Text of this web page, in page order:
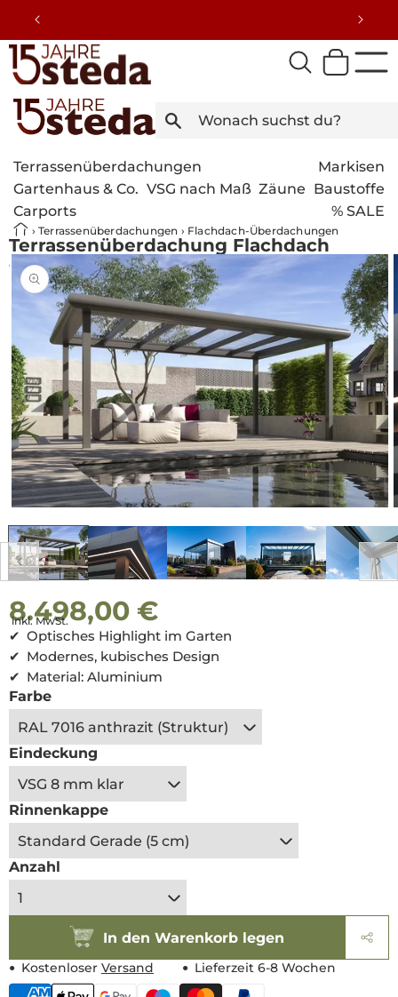
zum
Terrassenüberdachungen
Markisen
Gartenhaus & Co. VSG nach Maß Zäune Baustoffe
Carports
% SALE
› Terrassenüberdachungen › Flachdach-Überdachungen
Terrassenüberdachung Flachdach
4x3,5m Freistehend
1
in
Modal
öffnen
2
Normaler
Preis
8.498,00 €
Normaler
Preis
inkl. MwSt.
Optisches Highlight im Garten
Modernes, kubisches Design
Material: Aluminium
Farbe
Eindeckung
Rinnenkappe
Anzahl
In den Warenkorb legen
Kostenloser Versand Lieferzeit 6-8 Wochen